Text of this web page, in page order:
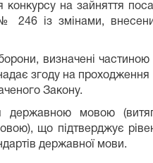
конкурсу на зайняття
із змінами,
визначені
згоду на проходження
Закону.
державною мовою
що підтверджує
державної мови.